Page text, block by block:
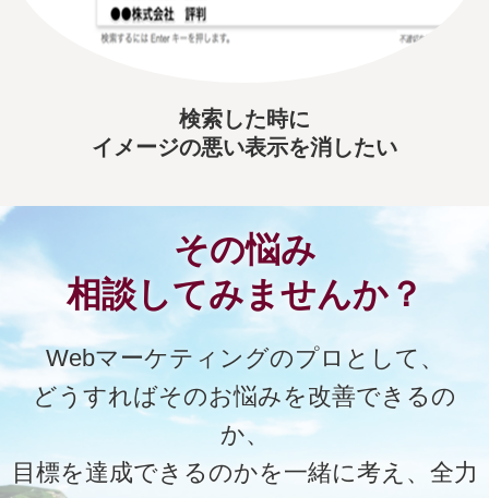
検索した時に
イメージの悪い表示を消したい
その悩み
相談してみませんか？
Webマーケティングのプロとして、
どうすればそのお悩みを改善できるの
か、
目標を達成できるのかを一緒に考え、全力